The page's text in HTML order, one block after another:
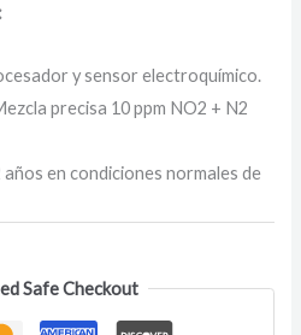
y sensor electroquímico.
precisa 10 ppm NO2 + N2
en condiciones normales de
Safe Checkout